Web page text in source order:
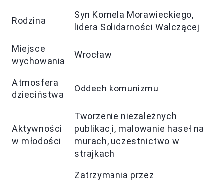
Rodzina
Syn Kornela Morawieckiego,
lidera Solidarności Walczącej
Miejsce
wychowania
Wrocław
Atmosfera
dzieciństwa
Oddech komunizmu
Aktywności
w młodości
Tworzenie niezależnych
publikacji, malowanie haseł na
murach, uczestnictwo w
strajkach
Zatrzymania przez